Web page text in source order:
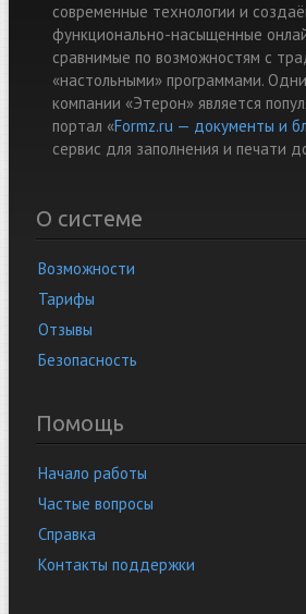
современные технологии и
функционально-насыщенные
сравнимые по возможностям с
«настольными» программами.
компании «Этерон» является
портал «Formz.ru — документы и
cервис для заполнения и печати
О системе
Возможности
Тарифы
Отзывы
Безопасность
Помощь
Начало работы
Частые вопросы
Справка
Контакты поддержки